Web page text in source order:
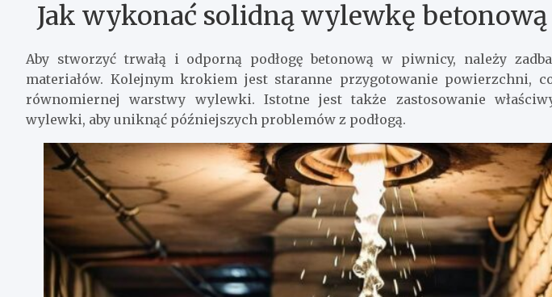
Jak wykonać solidną wylewkę
Aby stworzyć trwałą i odporną podłogę betonową w piwnicy, należy
materiałów. Kolejnym krokiem jest staranne przygotowanie powierzchni,
równomiernej warstwy wylewki. Istotne jest także zastosowanie
wylewki, aby uniknąć późniejszych problemów z podłogą.